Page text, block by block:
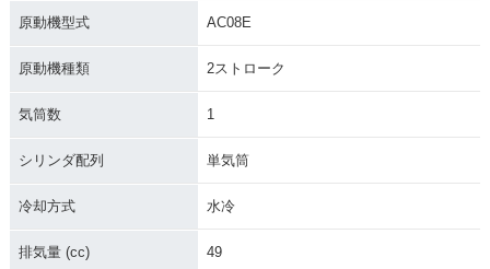
原動機型式 AC08E
原動機種類 2ストローク
気筒数 1
シリンダ配列 単気筒
冷却方式 水冷
排気量 (cc) 49